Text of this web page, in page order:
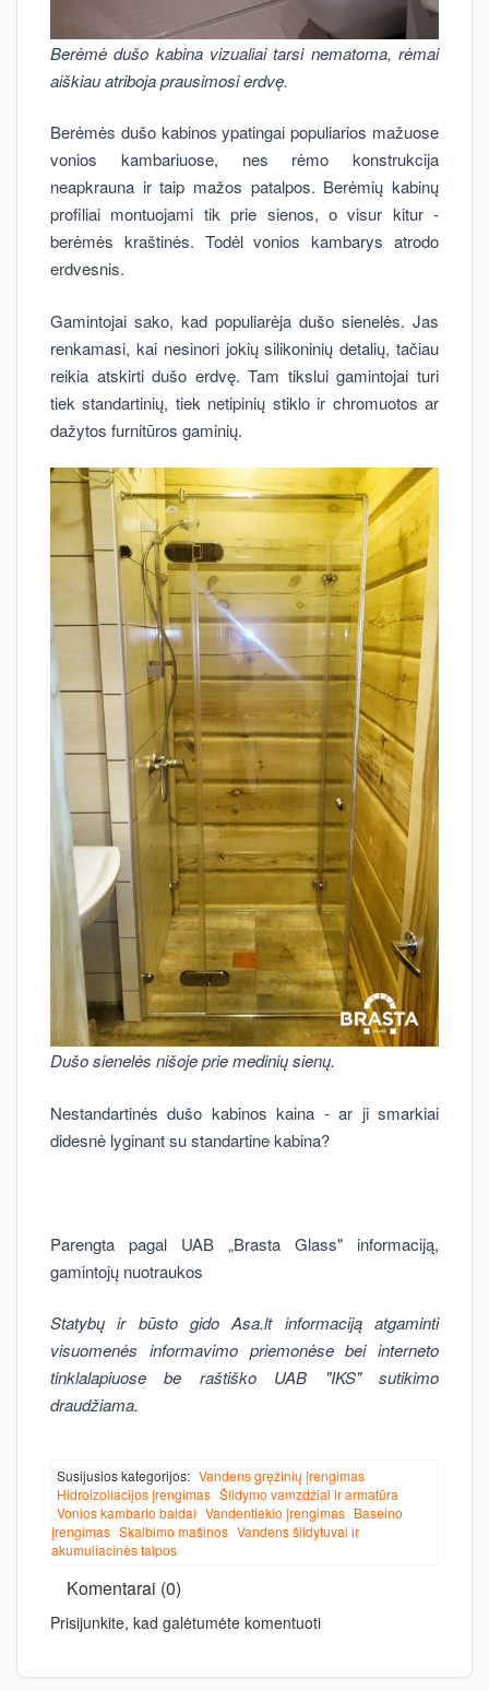
Berėmė dušo kabina vizualiai tarsi nematoma, rėmai
aiškiau atriboja prausimosi erdvę.
Berėmės dušo kabinos ypatingai populiarios mažuose
vonios kambariuose, nes rėmo konstrukcija
neapkrauna ir taip mažos patalpos. Berėmių kabinų
profiliai montuojami tik prie sienos, o visur kitur -
berėmės kraštinės. Todėl vonios kambarys atrodo
erdvesnis.
Gamintojai sako, kad populiarėja dušo sienelės. Jas
renkamasi, kai nesinori jokių silikoninių detalių, tačiau
reikia atskirti dušo erdvę. Tam tikslui gamintojai turi
tiek standartinių, tiek netipinių stiklo ir chromuotos ar
dažytos furnitūros gaminių.
Dušo sienelės nišoje prie medinių sienų.
Nestandartinės dušo kabinos kaina - ar ji smarkiai
didesnė lyginant su standartine kabina?
Parengta pagal UAB „Brasta Glass" informaciją,
gamintojų nuotraukos
Statybų ir būsto gido Asa.lt informaciją atgaminti
visuomenės informavimo priemonėse bei interneto
tinklalapiuose be raštiško UAB "IKS" sutikimo
draudžiama.
Susijusios kategorijos: Vandens gręžinių įrengimas
Hidroizoliacijos įrengimas Šildymo vamzdžiai ir armatūra
Vonios kambario baldai Vandentiekio įrengimas Baseino
įrengimas Skalbimo mašinos Vandens šildytuvai ir
akumuliacinės talpos
Komentarai (0)
Prisijunkite, kad galėtumėte komentuoti